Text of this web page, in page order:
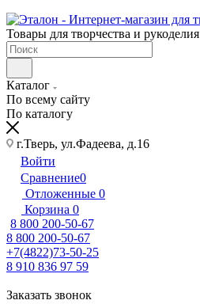
Товары для творчества и рукоделия
Каталог
По всему сайту
По каталогу
г.Тверь, ул.Фадеева, д.16
Войти
Сравнение0
Отложенные 0
Корзина 0
8 800 200-50-67
8 800 200-50-67
+7(4822)73-50-25
8 910 836 97 59
Заказать звонок